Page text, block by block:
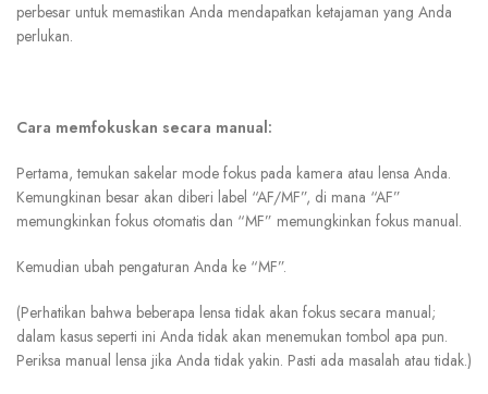
perbesar untuk memastikan Anda mendapatkan ketajaman yang Anda
perlukan.
Cara memfokuskan secara manual:
Pertama, temukan sakelar mode fokus pada kamera atau lensa Anda.
Kemungkinan besar akan diberi label “AF/MF”, di mana “AF”
memungkinkan fokus otomatis dan “MF” memungkinkan fokus manual.
Kemudian ubah pengaturan Anda ke “MF”.
(Perhatikan bahwa beberapa lensa tidak akan fokus secara manual;
dalam kasus seperti ini Anda tidak akan menemukan tombol apa pun.
Periksa manual lensa jika Anda tidak yakin. Pasti ada masalah atau tidak.)